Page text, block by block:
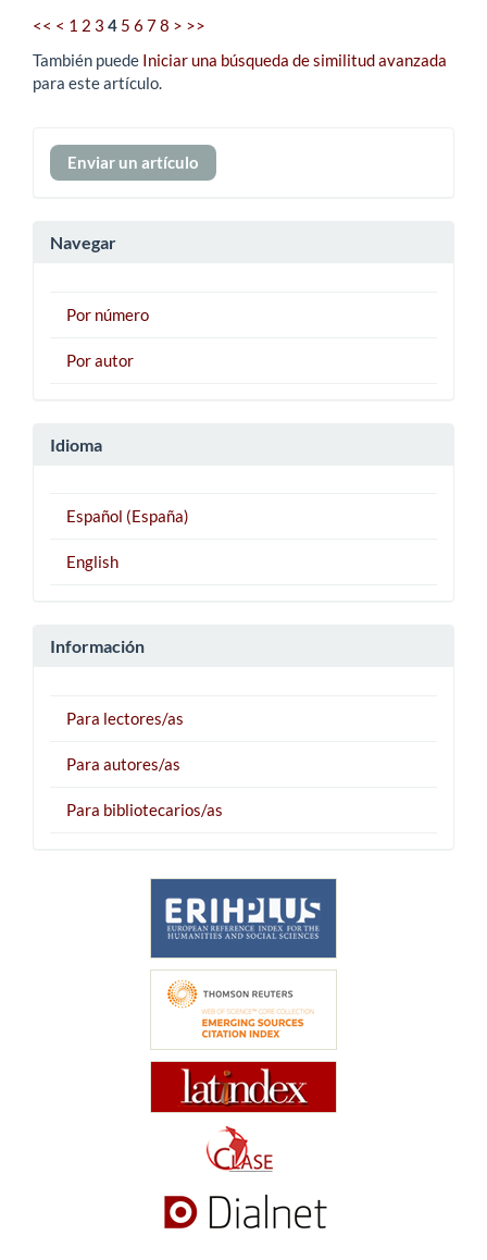
<< < 1 2 3 4 5 6 78 > >>
También puede Iniciar una búsqueda de similitud avanzada
para este artículo.
Enviar
un
Enviar un artículo
Navegar
Por número
Por autor
Idioma
Español (España)
English
Información
Para lectores/as
Para autores/as
Para bibliotecarios/as